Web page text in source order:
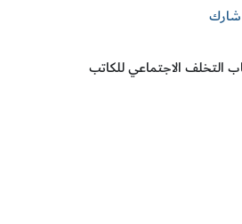
شارك
التخلف الاجتماعي للكاتب